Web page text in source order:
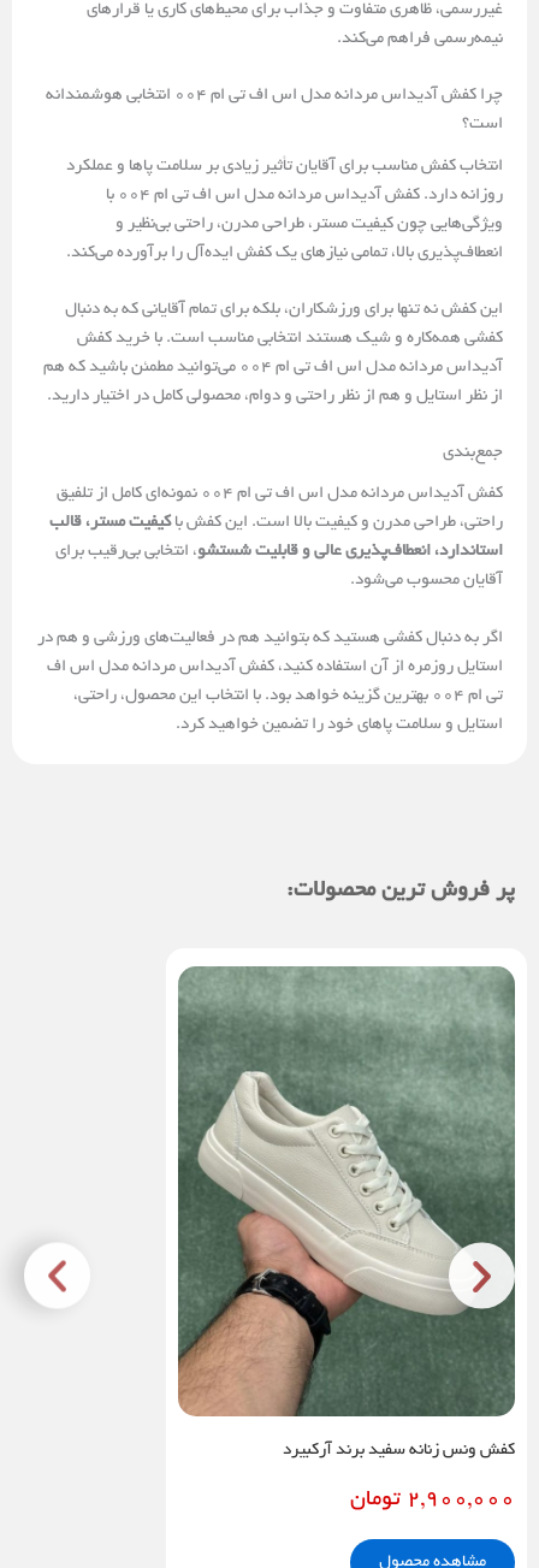
غیررسمی، ظاهری متفاوت و جذاب برای محیط‌های کاری یا قرارهای
نیمه‌رسمی فراهم می‌کند.
چرا کفش آدیداس مردانه مدل اس اف تی ام 004 انتخابی هوشمندانه
است؟
انتخاب کفش مناسب برای آقایان تأثیر زیادی بر سلامت پاها و عملکرد
روزانه دارد. کفش آدیداس مردانه مدل اس اف تی ام 004 با
ویژگی‌هایی چون کیفیت مستر، طراحی مدرن، راحتی بی‌نظیر و
انعطاف‌پذیری بالا، تمامی نیازهای یک کفش ایده‌آل را برآورده می‌کند.
این کفش نه تنها برای ورزشکاران، بلکه برای تمام آقایانی که به دنبال
کفشی همه‌کاره و شیک هستند انتخابی مناسب است. با خرید کفش
آدیداس مردانه مدل اس اف تی ام 004 می‌توانید مطمئن باشید که هم
از نظر استایل و هم از نظر راحتی و دوام، محصولی کامل در اختیار دارید.
جمع‌بندی
کفش آدیداس مردانه مدل اس اف تی ام 004 نمونه‌ای کامل از تلفیق
راحتی، طراحی مدرن و کیفیت بالا است. این کفش باکیفیت مستر، قالب
استاندارد، انعطاف‌پذیری عالی و قابلیت شستشو، انتخابی بی‌رقیب برای
آقایان محسوب می‌شود.
اگر به دنبال کفشی هستید که بتوانید هم در فعالیت‌های ورزشی و هم در
استایل روزمره از آن استفاده کنید، کفش آدیداس مردانه مدل اس اف
تی ام 004 بهترین گزینه خواهد بود. با انتخاب این محصول، راحتی،
استایل و سلامت پاهای خود را تضمین خواهید کرد.
پر فروش ترین محصولات:
کفش ونس زنانه سفید برند آرکبیرد
2,900,000 تومان
مشاهده محصول